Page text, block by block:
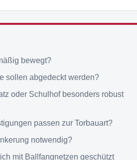
bewegt?
sollen abgedeckt werden?
oder Schulhof besonders robust
passen zur Torbauart?
notwendig?
mit Ballfangnetzen geschützt